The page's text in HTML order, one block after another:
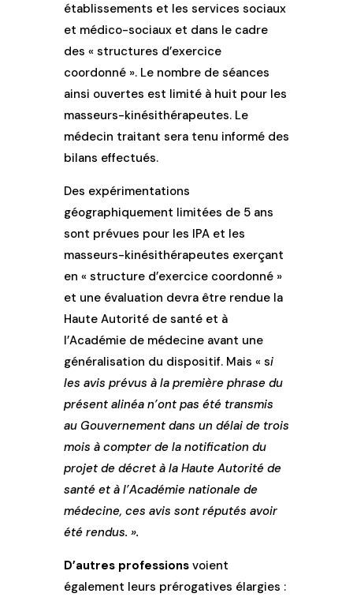
établissements et les services sociaux
et médico-sociaux et dans le cadre
des « structures d’exercice
coordonné ». Le nombre de séances
ainsi ouvertes est limité à huit pour les
masseurs-kinésithérapeutes. Le
médecin traitant sera tenu informé des
bilans effectués.
Des expérimentations
géographiquement limitées de 5 ans
sont prévues pour les IPA et les
masseurs-kinésithérapeutes exerçant
en « structure d’exercice coordonné »
et une évaluation devra être rendue la
Haute Autorité de santé et à
l’Académie de médecine avant une
généralisation du dispositif. Mais « si
les avis prévus à la première phrase du
présent alinéa n’ont pas été transmis
au Gouvernement dans un délai de trois
mois à compter de la notification du
projet de décret à la Haute Autorité de
santé et à l’Académie nationale de
médecine, ces avis sont réputés avoir
été rendus. ».
D’autres professionsvoient
également leurs prérogatives élargies :